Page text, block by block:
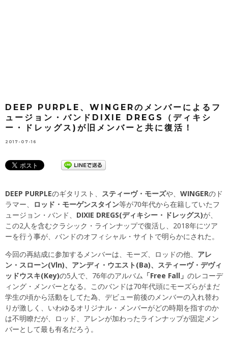
DEEP PURPLE、WINGERのメンバーによるフ
ュージョン・バンドDIXIE DREGS（ディキシ
ー・ドレッグス)が旧メンバーと共に復活！
2017-07-16
DEEP PURPLEのギタリスト、 スティーヴ・モーズや、 WINGERのド
ラマー、
ロッド・モーゲンスタイン等が70年代から在籍していたフ
ュージョン・バンド、 DIXIE DREGS(ディキシー・ドレッグス)が、
この2人を含むクラシック・ラインナップで復活し、2018年にツア
ーを行う事が、バンドのオフィシャル・サイトで明らかにされた。
今回の再結成に参加するメンバーは、モーズ、ロッドの他、 アレ
ン・スローン(Vln)、アンディ・ウエスト(Ba)、スティーヴ・デヴィ
ッドウスキ(Key)の5人で、76年のアルバム 「Free Fall」 のレコーデ
ィング・メンバーとなる。このバンドは70年代頭にモーズらがまだ
学生の頃から活動をしてた為、デビュー前後のメンバーの入れ替わ
りが激しく、いわゆるオリジナル・メンバーがどの時期を指すのか
は不明瞭だが、ロッド、アレンが加わったラインナップが固定メン
バーとして最も有名だろう。